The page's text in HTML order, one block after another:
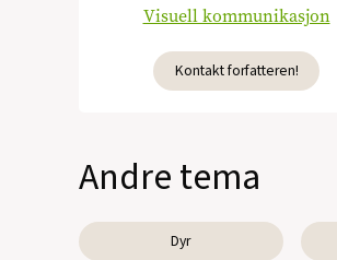
Visuell kommunikasjon
Kontakt forfatteren!
Andre tema
Dyr